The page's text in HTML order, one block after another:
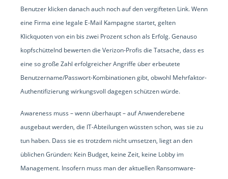
Benutzer klicken danach auch noch auf den vergifteten Link. Wenn
eine Firma eine legale E-Mail Kampagne startet, gelten
Klickquoten von ein bis zwei Prozent schon als Erfolg. Genauso
kopfschüttelnd bewerten die Verizon-Profis die Tatsache, dass es
eine so große Zahl erfolgreicher Angriffe über erbeutete
Benutzername/Passwort-Kombinationen gibt, obwohl Mehrfaktor-
Authentifizierung wirkungsvoll dagegen schützen würde.
Awareness muss – wenn überhaupt – auf Anwenderebene
ausgebaut werden, die IT-Abteilungen wüssten schon, was sie zu
tun haben. Dass sie es trotzdem nicht umsetzen, liegt an den
üblichen Gründen: Kein Budget, keine Zeit, keine Lobby im
Management. Insofern muss man der aktuellen Ransomware-